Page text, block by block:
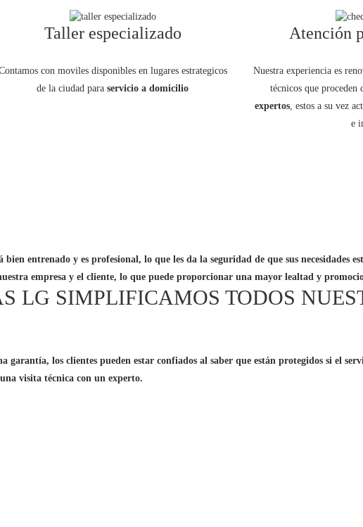
Taller especializado
con moviles disponibles en lugares estrategicos
de la ciudad para servicio a domicilio
Atención
Nuestra experiencia es
técnicos que proceden
expertos, estos a su vez
e
entrenado y es profesional, lo que les da la seguridad de que sus necesidades
empresa y el cliente, lo que puede proporcionar una mayor lealtad y
LG SIMPLIFICAMOS TODOS
garantía, los clientes pueden estar confiados al saber que están protegidos si el
visita técnica con un experto.